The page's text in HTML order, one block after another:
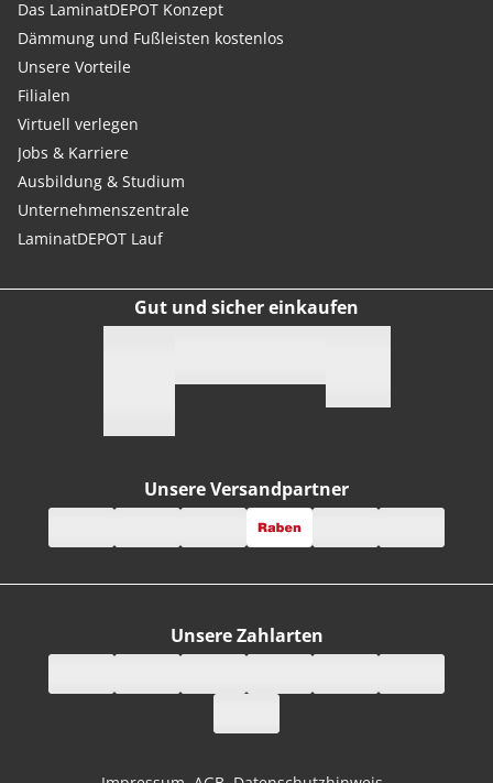
Das LaminatDEPOT Konzept
Dämmung und Fußleisten kostenlos
Unsere Vorteile
Filialen
Virtuell verlegen
Jobs & Karriere
Ausbildung & Studium
Unternehmenszentrale
LaminatDEPOT Lauf
Gut und sicher einkaufen
Unsere Zahlarten
Unsere Versandpartner